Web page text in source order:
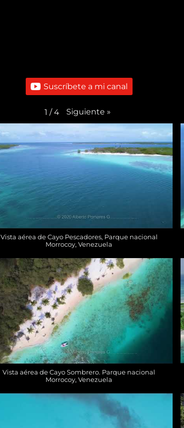
Suscríbete a mi canal
1 / 4 Siguiente »
Vista aérea de Cayo Pescadores, Parque nacional
Morrocoy, Venezuela
Vista aérea de Cayo Sombrero. Parque nacional
Morrocoy, Venezuela